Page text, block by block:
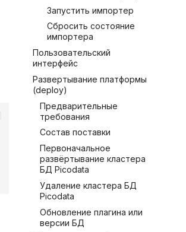
Запустить импортер
Сбросить состояние
импортера
Пользовательский
интерфейс
Развертывание платформы
(deploy)
Предварительные
требования
Состав поставки
Первоначальное
развёртывание кластера
БД Picodata
Удаление кластера БД
Picodata
Обновление плагина или
версии БД